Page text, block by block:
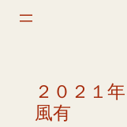
２０２１
風有